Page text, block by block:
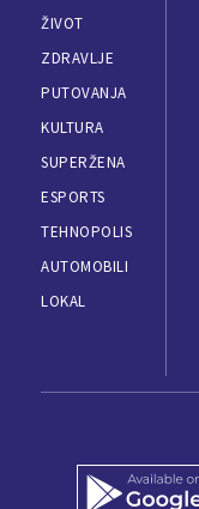
ŽIVOT
ZDRAVLJE
PUTOVANJA
KULTURA
SUPERŽENA
ESPORTS
TEHNOPOLIS
AUTOMOBILI
LOKAL